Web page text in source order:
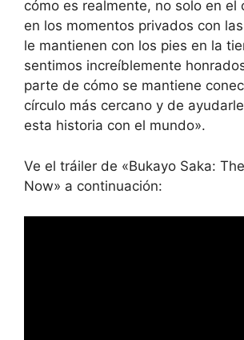
cómo es realmente, no solo en el
en los momentos privados con
le mantienen con los pies en la
sentimos increíblemente
parte de cómo se mantiene
círculo más cercano y de
esta historia con el mundo».
Ve el tráiler de «Bukayo Saka:
Now» a continuación: